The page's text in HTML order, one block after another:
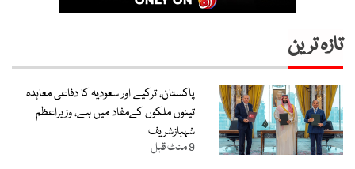
تازہ ترین
پاکستان، ترکیے اور سعودیہ کا دفاعی معاہدہ
تینوں ملکوں کےمفاد میں ہے، وزیراعظم
شہبازشریف
9 منٹ قبل